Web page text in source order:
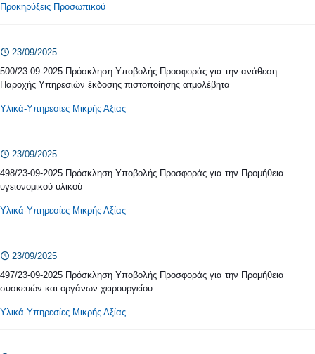
Προκηρύξεις Προσωπικού
23/09/2025
500/23-09-2025 Πρόσκληση Υποβολής Προσφοράς για την ανάθεση
Παροχής Υπηρεσιών έκδοσης πιστοποίησης ατμολέβητα
Υλικά-Υπηρεσίες Μικρής Αξίας
23/09/2025
498/23-09-2025 Πρόσκληση Υποβολής Προσφοράς για την Προμήθεια
υγειονομικού υλικού
Υλικά-Υπηρεσίες Μικρής Αξίας
23/09/2025
497/23-09-2025 Πρόσκληση Υποβολής Προσφοράς για την Προμήθεια
συσκευών και οργάνων χειρουργείου
Υλικά-Υπηρεσίες Μικρής Αξίας